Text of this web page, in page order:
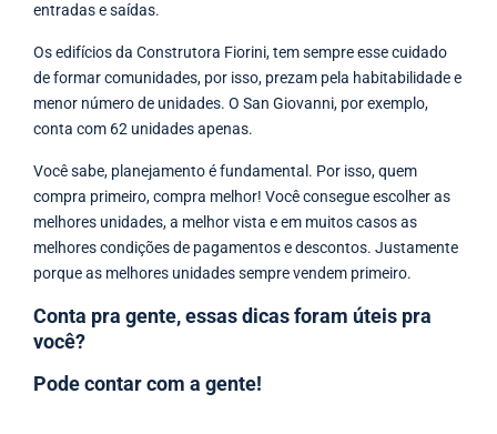
entradas e saídas.
Os edifícios da Construtora Fiorini, tem sempre esse cuidado
de formar comunidades, por isso, prezam pela habitabilidade e
menor número de unidades. O San Giovanni, por exemplo,
conta com 62 unidades apenas.
Você sabe, planejamento é fundamental. Por isso, quem
compra primeiro, compra melhor! Você consegue escolher as
melhores unidades, a melhor vista e em muitos casos as
melhores condições de pagamentos e descontos. Justamente
porque as melhores unidades sempre vendem primeiro.
Conta pra gente, essas dicas foram úteis pra
você?
Pode contar com a gente!